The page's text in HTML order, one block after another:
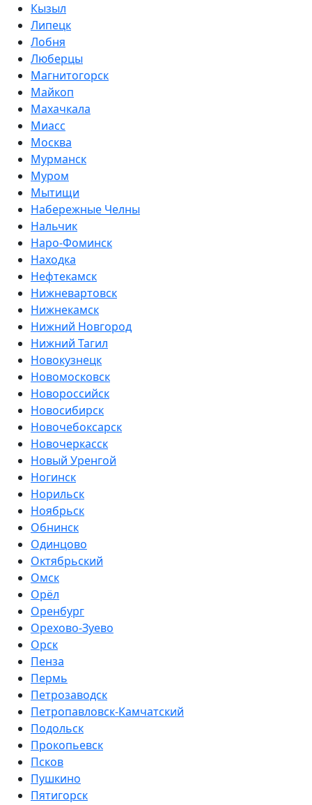
Кызыл
Липецк
Лобня
Люберцы
Магнитогорск
Майкоп
Махачкала
Миасс
Москва
Мурманск
Муром
Мытищи
Набережные Челны
Нальчик
Наро-Фоминск
Находка
Нефтекамск
Нижневартовск
Нижнекамск
Нижний Новгород
Нижний Тагил
Новокузнецк
Новомосковск
Новороссийск
Новосибирск
Новочебоксарск
Новочеркасск
Новый Уренгой
Ногинск
Норильск
Ноябрьск
Обнинск
Одинцово
Октябрьский
Омск
Орёл
Оренбург
Орехово-Зуево
Орск
Пенза
Пермь
Петрозаводск
Петропавловск-Камчатский
Подольск
Прокопьевск
Псков
Пушкино
Пятигорск